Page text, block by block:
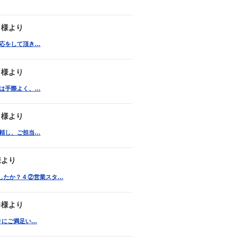
より
をして頂き…
より
手際よく、…
より
し、ご担当…
り
たか？ 4 ②営業スタ…
より
にご満足い…